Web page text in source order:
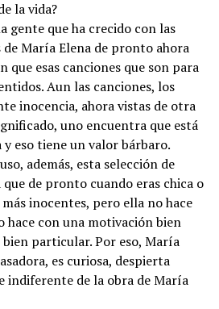
la vida?
gente que ha crecido con las
de María Elena de pronto ahora
que esas canciones que son para
Aun las canciones, los
inocencia, ahora vistas de otra
uno encuentra que está
eso tiene un valor bárbaro.
además, esta selección de
de pronto cuando eras chica o
inocentes, pero ella no hace
hace con una motivación bien
particular. Por eso, María
es curiosa, despierta
indiferente de la obra de María